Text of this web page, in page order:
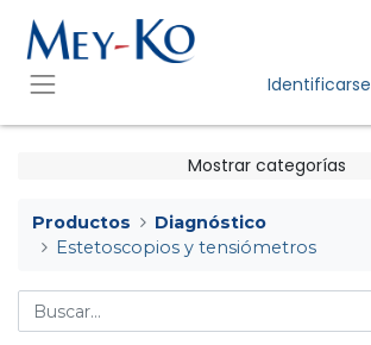
Identificarse
Mostrar categorías
Productos
Diagnóstico
Estetoscopios y tensiómetros